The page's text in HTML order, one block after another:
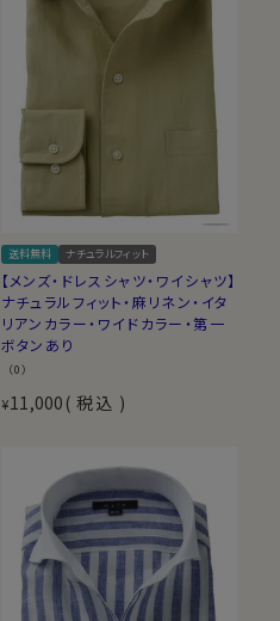
送料無料 ナチュラルフィット
【メンズ・ドレスシャツ・ワイシャツ】
ナチュラルフィット・麻リネン・イタ
リアンカラー・ワイドカラー・第一
ボタンあり
（0）
¥11,000 税込